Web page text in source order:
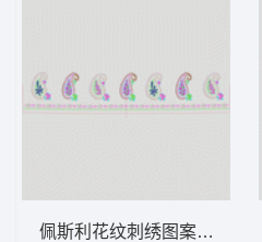
佩斯利花纹刺绣图案 水滴状条